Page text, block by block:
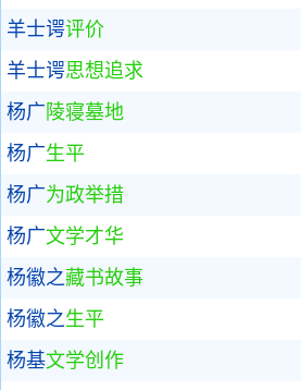
羊士谔评价
羊士谔思想追求
杨广 陵寝墓地
杨广生平
杨广为政举措
杨广文学才华
杨徽之藏书故事
杨徽之生平
杨基文学创作